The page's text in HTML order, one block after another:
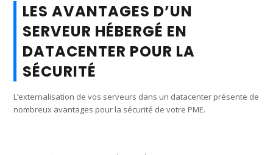
LES AVANTAGES D’UN
SERVEUR HÉBERGÉ EN
DATACENTER POUR LA
SÉCURITÉ
L’externalisation de vos serveurs dans un datacenter présente de
nombreux avantages pour la sécurité de votre PME.